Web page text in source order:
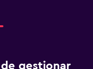
gestionar